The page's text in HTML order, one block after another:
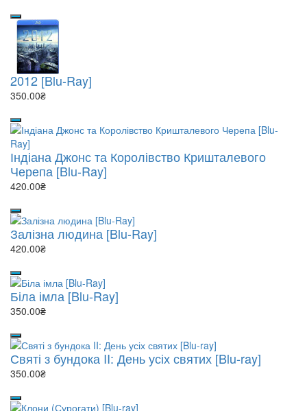
2012 [Blu-Ray]
350.00₴
Індіана Джонс та Королівство Кришталевого
Черепа [Blu-Ray]
420.00₴
Залізна людина [Blu-Ray]
420.00₴
Біла імла [Blu-Ray]
350.00₴
Святі з бундока II: День усіх святих [Blu-ray]
350.00₴